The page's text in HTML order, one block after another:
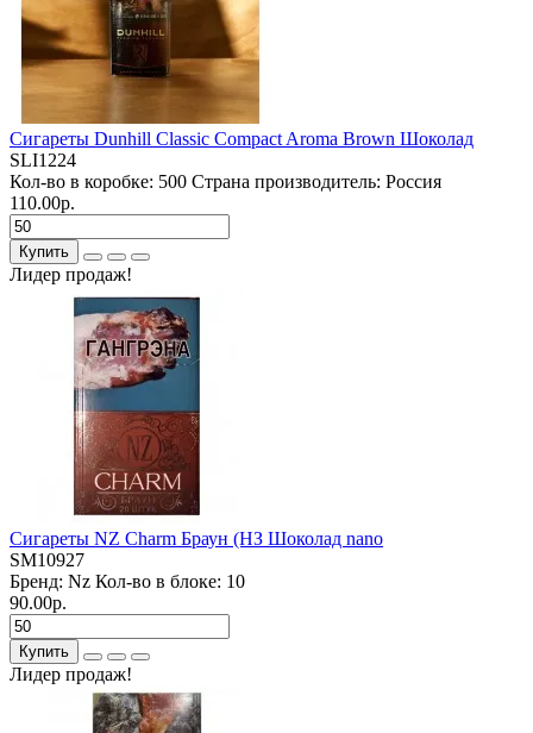
Сигареты Dunhill Classic Compact Aroma Brown Шоколад
SLI1224
Кол-во в коробке: 500 Страна производитель: Россия
110.00р.
Купить
Лидер продаж!
Сигареты NZ Charm Браун (НЗ Шоколад nano
SM10927
Бренд: Nz Кол-во в блоке: 10
90.00р.
Купить
Лидер продаж!